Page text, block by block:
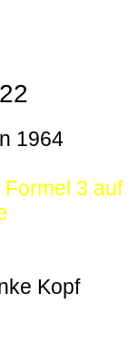
1964
3 auf
Kopf